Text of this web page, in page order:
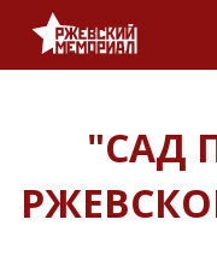
"САД